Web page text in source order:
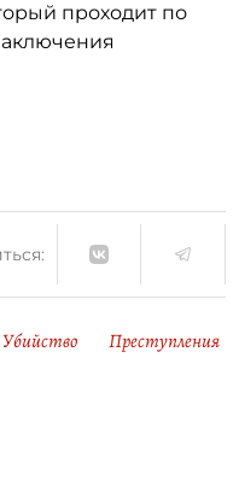
проходит по
Убийство Преступления